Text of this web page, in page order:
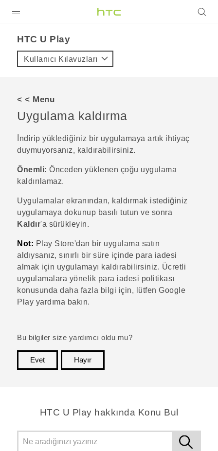
VIVE
VIVERSE
DESTEK
HTC U Play‎
Kullanıcı Kılavuzları
< < Menu
Uygulama kaldırma
İndirip yüklediğiniz bir uygulamaya artık ihtiyaç
duymuyorsanız, kaldırabilirsiniz.
Önemli: Önceden yüklenen çoğu uygulama
kaldırılamaz.
Uygulamalar ekranından, kaldırmak istediğiniz
uygulamaya dokunup basılı tutun ve sonra
Kaldır'a sürükleyin.
Not: Play Store'dan bir uygulama satın
aldıysanız, sınırlı bir süre içinde para iadesi
almak için uygulamayı kaldırabilirsiniz. Ücretli
uygulamalara yönelik para iadesi politikası
konusunda daha fazla bilgi için, lütfen Google
Play yardıma bakın.
Bu bilgiler size yardımcı oldu mu?
Evet
Hayır
HTC U Play hakkında Konu Bul